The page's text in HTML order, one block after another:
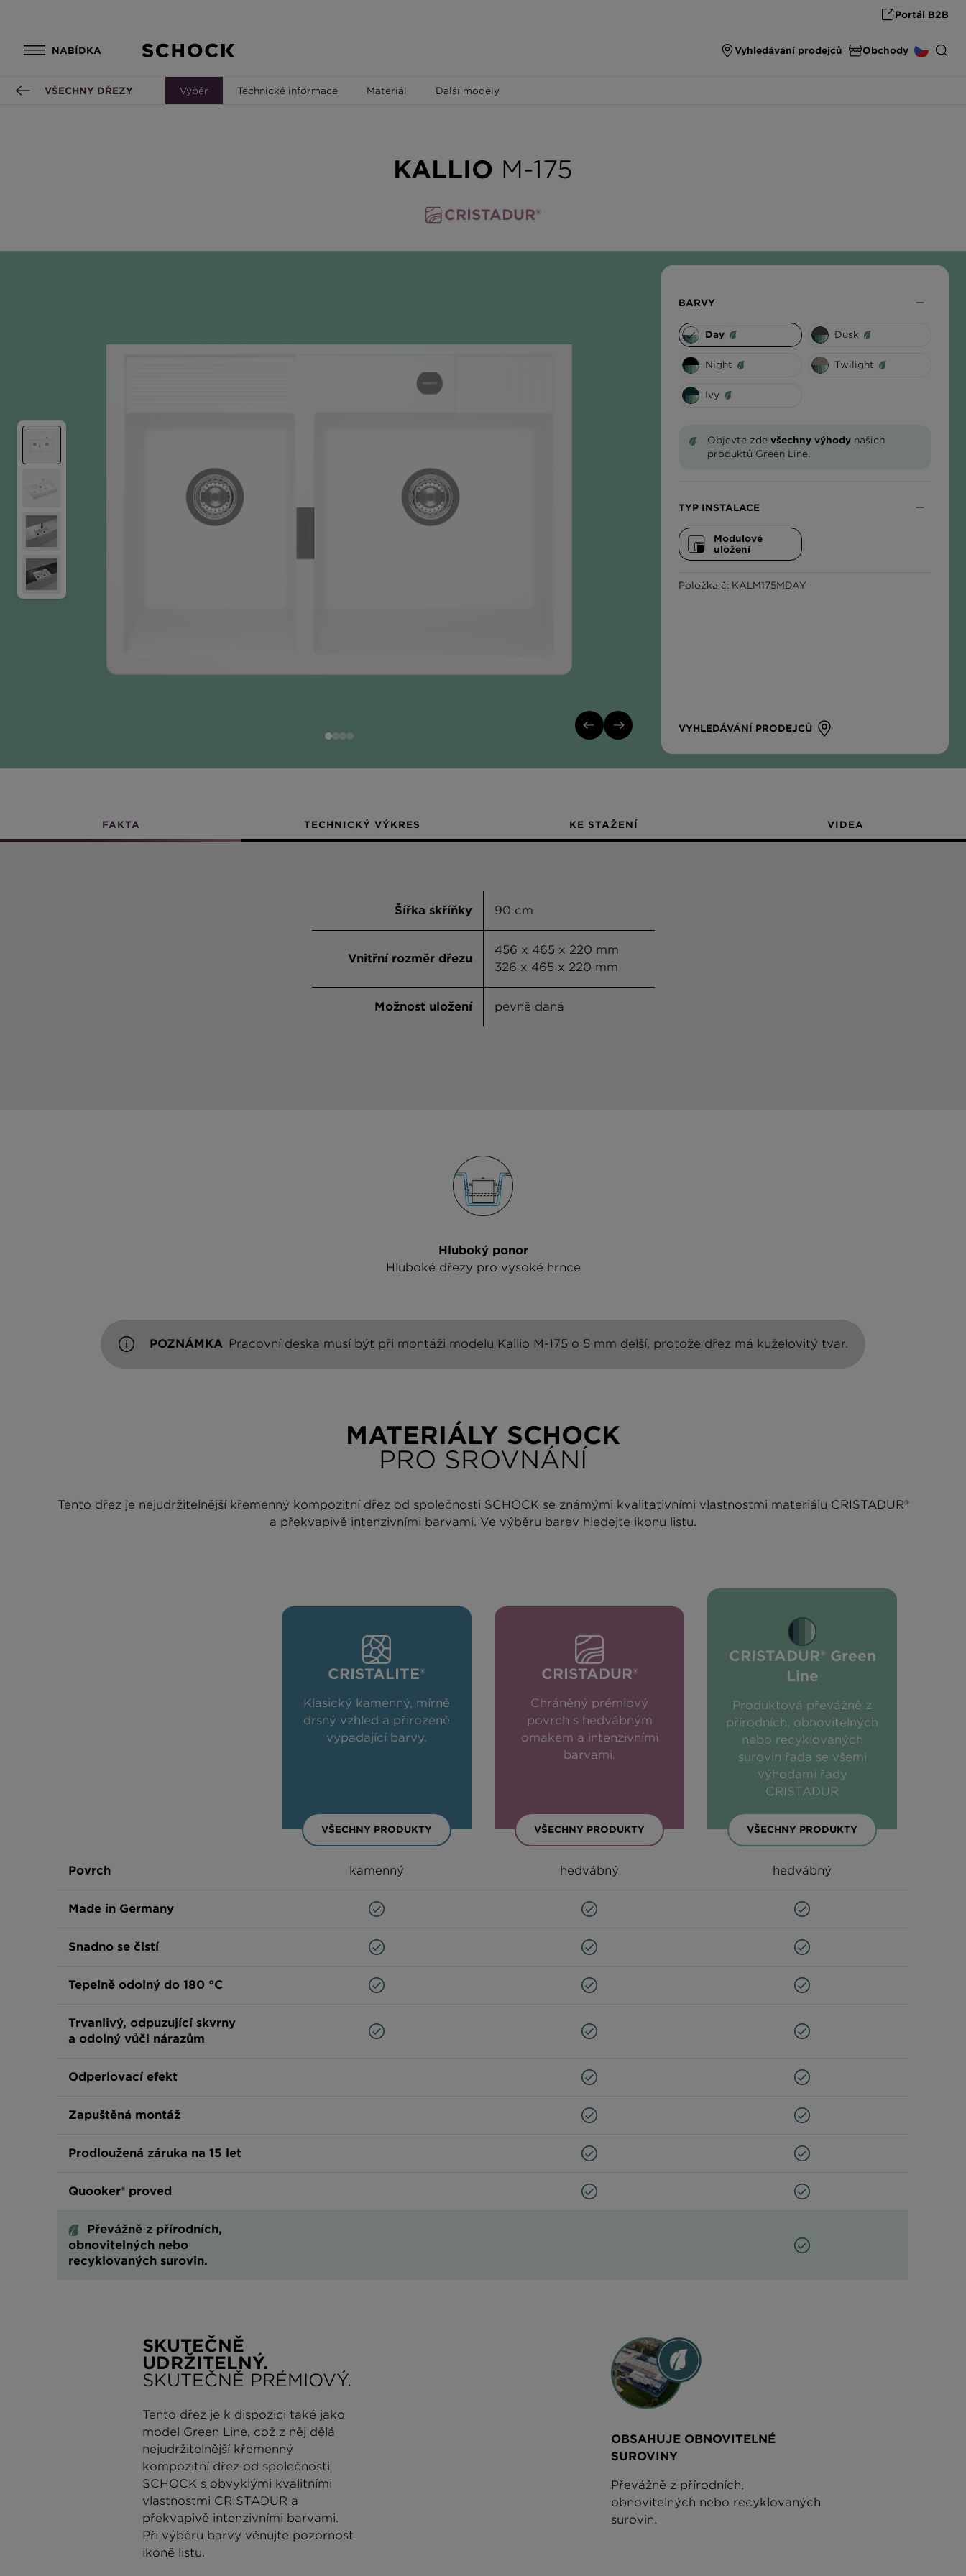
Portál B2B
NABÍDKA Vyhledávání prodejců Obchody
ΕΛΛΆΔΑ
VŠECHNY DŘEZY Výběr Technické informace Materiál Další modely
KALLIO M-175
CRISTADUR®
BARVY
Day Dusk
Night Twilight
Ivy
Objevte zde všechny výhody našich
produktů Green Line.
TYP INSTALACE
Modulové
uložení
Položka č: KALM175MDAY
VYHLEDÁVÁNÍ PRODEJCŮ
FAKTA TECHNICKÝ VÝKRES KE STAŽENÍ VIDEA
Šířka skříňky 90 cm
Vnitřní rozměr dřezu
456 x 465 x 220 mm
326 x 465 x 220 mm
Možnost uložení pevně daná
Hluboký ponor
Hluboké dřezy pro vysoké hrnce
POZNÁMKA Pracovní deska musí být při montáži modelu Kallio M-175 o 5 mm delší, protože dřez má kuželovitý tvar.
MATERIÁLY SCHOCK
PRO SROVNÁNÍ
Tento dřez je nejudržitelnější křemenný kompozitní dřez od společnosti SCHOCK se známými kvalitativními vlastnostmi materiálu CRISTADUR®
a překvapivě intenzivními barvami. Ve výběru barev hledejte ikonu listu.
CRISTALITE®
Klasický kamenný, mírně
drsný vzhled a přirozeně
vypadající barvy.
VŠECHNY PRODUKTY
CRISTADUR®
Chráněný prémiový
povrch s hedvábným
omakem a intenzivními
barvami.
VŠECHNY PRODUKTY
CRISTADUR® Green
Line
Produktová převážně z
přírodních, obnovitelných
nebo recyklovaných
surovin řada se všemi
výhodami řady
CRISTADUR
VŠECHNY PRODUKTY
Povrch kamenný hedvábný hedvábný
Made in Germany
Snadno se čistí
Tepelně odolný do 180 °C
Trvanlivý, odpuzující skvrny
a odolný vůči nárazům
Odperlovací efekt
Zapuštěná montáž
Prodloužená záruka na 15 let
Quooker® proved
Převážně z přírodních,
obnovitelných nebo
recyklovaných surovin.
SKUTEČNĚ
UDRŽITELNÝ.
SKUTEČNĚ PRÉMIOVÝ.
Tento dřez je k dispozici také jako
model Green Line, což z něj dělá
nejudržitelnější křemenný
kompozitní dřez od společnosti
SCHOCK s obvyklými kvalitními
vlastnostmi CRISTADUR a
překvapivě intenzivními barvami.
Při výběru barvy věnujte pozornost
ikoně listu.
OBSAHUJE OBNOVITELNÉ
SUROVINY
Převážně z přírodních,
obnovitelných nebo recyklovaných
surovin.